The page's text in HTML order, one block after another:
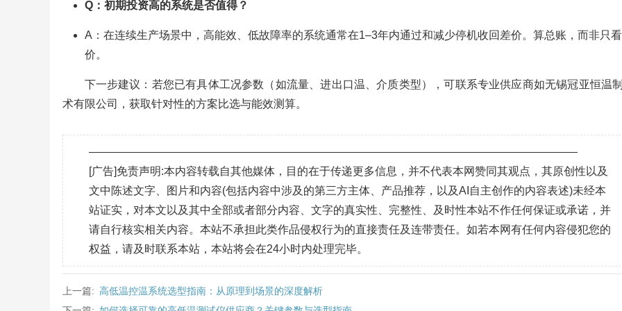
Q：初期投资高的系统是否值得？
A：在连续生产场景中，高能效、低故障率的系统通常在1–3年内通过和减少停机收回差价。算总账，而非只
价。
下一步建议：若您已有具体工况参数（如流量、进出口温、介质类型），可联系专业供应商如无锡冠亚恒温
术有限公司，获取针对性的方案比选与能效测算。
————————————————————————————————————————————
[广告]免责声明:本内容转载自其他媒体，目的在于传递更多信息，并不代表本网赞同其观点，其原创性以及
文中陈述文字、图片和内容(包括内容中涉及的第三方主体、产品推荐，以及AI自主创作的内容表述)未经本
站证实，对本文以及其中全部或者部分内容、文字的真实性、完整性、及时性本站不作任何保证或承诺，并
请自行核实相关内容。本站不承担此类作品侵权行为的直接责任及连带责任。如若本网有任何内容侵犯您的
权益，请及时联系本站，本站将会在24小时内处理完毕。
上一篇: 高低温控温系统选型指南：从原理到场景的深度解析